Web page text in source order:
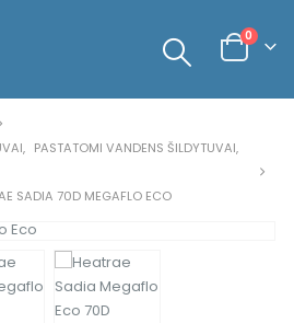
0
, PASTATOMI VANDENS ŠILDYTUVAI,
SADIA 70D MEGAFLO ECO